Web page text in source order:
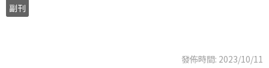
副刊
發佈時間: 2023/10/11